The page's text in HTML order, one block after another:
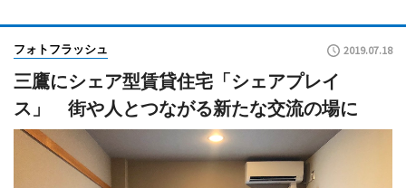
フォトフラッシュ 2019.07.18
三鷹にシェア型賃貸住宅「シェアプレイ
ス」 街や人とつながる新たな交流の場に